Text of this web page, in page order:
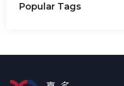
Popular Tags